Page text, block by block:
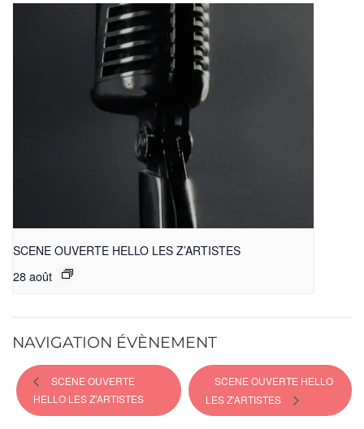
SCENE OUVERTE HELLO LES Z’ARTISTES
28 août
NAVIGATION ÉVÈNEMENT
SCENE OUVERTE
HELLO LES Z’ARTISTES
SCENE OUVERTE HELLO
LES Z’ARTISTES